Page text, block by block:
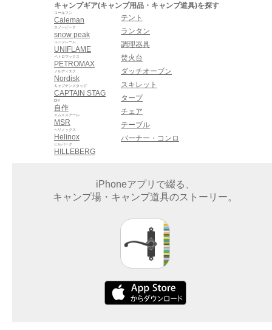
キャンプギア(キャンプ用品・キャンプ道具)を探す
Caleman
コールマン
snow peak
スノーピーク
UNIFLAME
ユニフレーム
PETROMAX
ペトロマックス
Nordisk
ノルディスク
CAPTAIN STAG
キャプテンスタッグ
自作
DIY
MSR
エムエスアール
Helinox
ヘリノックス
HILLEBERG
ヒルバーグ
テント
ランタン
調理器具
焚火台
ダッチオーブン
スキレット
タープ
チェア
テーブル
バーナー・コンロ
iPhoneアプリで綴る、
キャンプ場・キャンプ道具のストーリー。